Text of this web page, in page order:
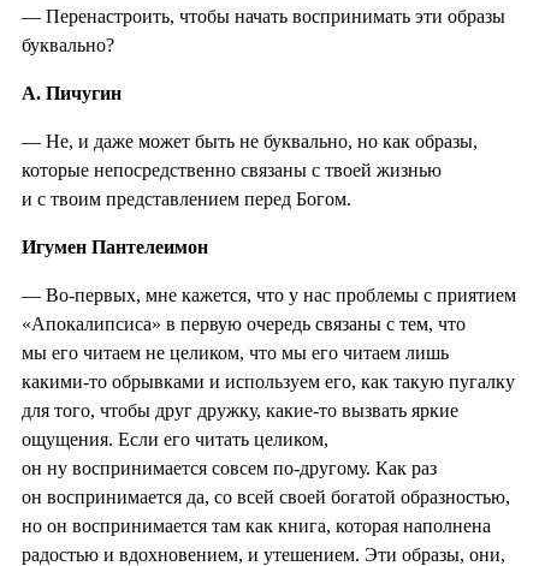
— Перенастроить, чтобы начать воспринимать эти образы
буквально?
А. Пичугин
— Не, и даже может быть не буквально, но как образы,
которые непосредственно связаны с твоей жизнью
и с твоим представлением перед Богом.
Игумен Пантелеимон
— Во-первых, мне кажется, что у нас проблемы с приятием
«Апокалипсиса» в первую очередь связаны с тем, что
мы его читаем не целиком, что мы его читаем лишь
какими-то обрывками и используем его, как такую пугалку
для того, чтобы друг дружку, какие-то вызвать яркие
ощущения. Если его читать целиком,
он ну воспринимается совсем по-другому. Как раз
он воспринимается да, со всей своей богатой образностью,
но он воспринимается там как книга, которая наполнена
радостью и вдохновением, и утешением. Эти образы, они,